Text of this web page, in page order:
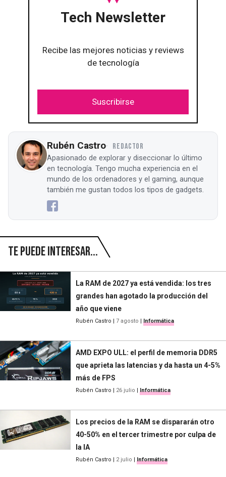
Tech Newsletter
Recibe las mejores noticias y reviews
de tecnología
Suscribirse
Rubén Castro REDACTOR
Apasionado de explorar y diseccionar lo último
en tecnología. Tengo mucha experiencia en el
mundo de los ordenadores y el gaming, aunque
también me gustan todos los tipos de gadgets.
Te puede interesar...
La RAM de 2027 ya está vendida: los tres
grandes han agotado la producción del
año que viene
Rubén Castro | 7 agosto | Informática
AMD EXPO ULL: el perfil de memoria DDR5
que aprieta las latencias y da hasta un 4-5%
más de FPS
Rubén Castro | 26 julio | Informática
Los precios de la RAM se dispararán otro
40-50% en el tercer trimestre por culpa de
la IA
Rubén Castro | 2 julio | Informática